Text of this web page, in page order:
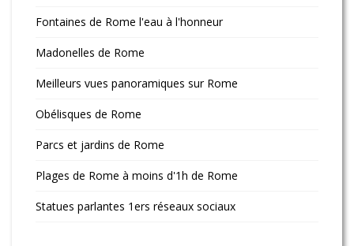
Fontaines de Rome l'eau à l'honneur
Madonelles de Rome
Meilleurs vues panoramiques sur Rome
Obélisques de Rome
Parcs et jardins de Rome
Plages de Rome à moins d'1h de Rome
Statues parlantes 1ers réseaux sociaux